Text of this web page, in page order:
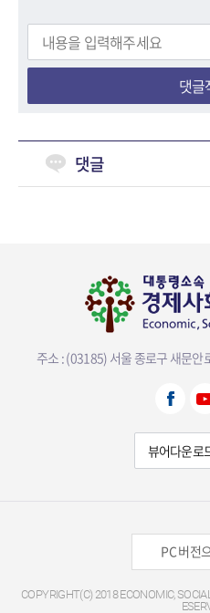
댓글
댓글
주소 : (03185) 서울 종로구 새문안
PC 버전
COPYRIGHT(C) 2018 ECONOMIC,